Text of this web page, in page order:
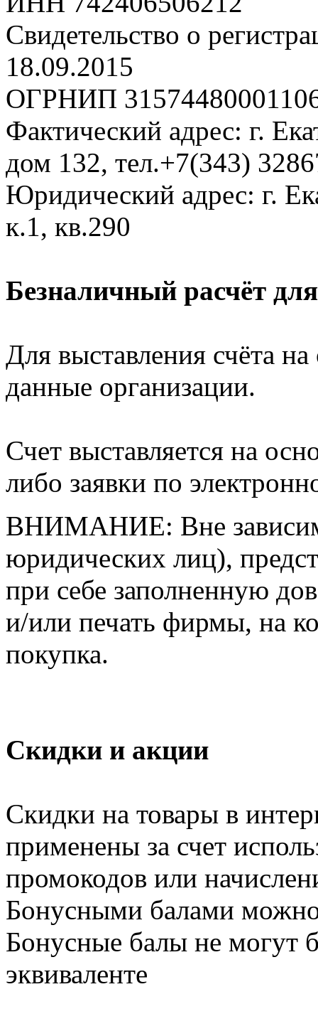
Свидетельство о
18.09.2015
ОГРНИП
Фактический адрес: г.
дом 132, тел.+7(343)
Юридический адрес: г.
к.1, кв.290
Безналичный расчёт
Для выставления счёта
данные организации.
Счет выставляется на
либо заявки по
ВНИМАНИЕ: Вне
юридических лиц),
при себе заполненную
и/или печать фирмы, на
покупка.
Скидки и акции
Скидки на товары в
применены за счет
промокодов или
Бонусными балами можно
Бонусные балы не могут
эквиваленте